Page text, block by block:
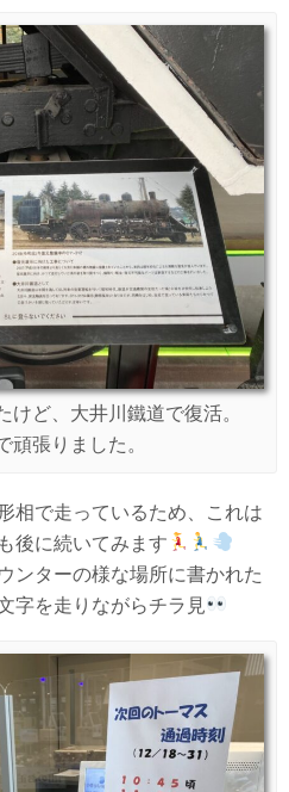
けど、大井川鐵道で復活。
頑張りました。
相で走っているため、これは
後に続いてみます
ンターの様な場所に書かれた
字を走りながらチラ見